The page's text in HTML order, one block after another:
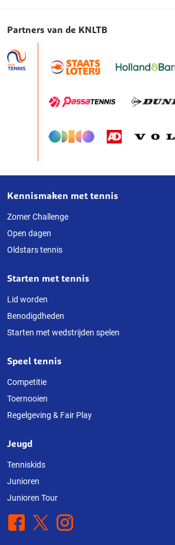
Partners van de KNLTB
Over
deze
website
Kennismaken met tennis
Zomer Challenge
Open dagen
Oldstars tennis
Starten met tennis
Lid worden
Benodigdheden
Starten met wedstrijden spelen
Speel tennis
Competitie
Toernooien
Regelgeving & Fair Play
Jeugd
Tenniskids
Junioren
Junioren Tour
Facebook
X Instagram